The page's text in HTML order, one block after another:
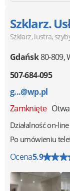
Szklarz.
Szklarz, lustra,
Gdańsk80-809,
507-684-095
g...@wp.pl
Zamknięte
Działalność on-line
Po umówieniu
Ocena5.9